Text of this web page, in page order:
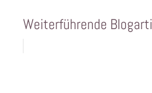
Weiterführende